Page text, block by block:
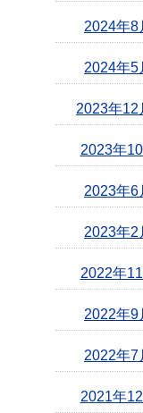
2024年8
2024年5
2023年12
2023年
2023年6
2023年2
2022年
2022年9
2022年7
2021年